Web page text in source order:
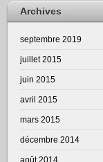
Archives
septembre 2019
juillet 2015
juin 2015
avril 2015
mars 2015
décembre 2014
août 2014